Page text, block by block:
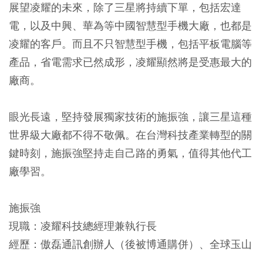
展望凌耀的未來，除了三星將持續下單，包括宏達
電，以及中興、華為等中國智慧型手機大廠，也都是
凌耀的客戶。而且不只智慧型手機，包括平板電腦等
產品，省電需求已然成形，凌耀顯然將是受惠最大的
廠商。
眼光長遠，堅持發展獨家技術的施振強，讓三星這種
世界級大廠都不得不敬佩。在台灣科技產業轉型的關
鍵時刻，施振強堅持走自己路的勇氣，值得其他代工
廠學習。
施振強
現職：凌耀科技總經理兼執行長
經歷：傲磊通訊創辦人（後被博通購併）、全球玉山